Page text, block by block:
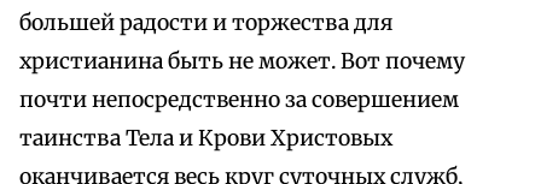
большей радости и торжества для
христианина быть не может. Вот почему
почти непосредственно за совершением
таинства Тела и Крови Христовых
оканчивается весь круг суточных служб,